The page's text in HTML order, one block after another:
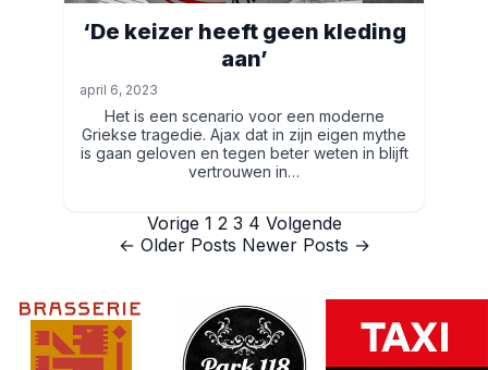
‘De keizer heeft geen kleding
aan’
april 6, 2023
Het is een scenario voor een moderne
Griekse tragedie. Ajax dat in zijn eigen mythe
is gaan geloven en tegen beter weten in blijft
vertrouwen in…
Berichten
paginering
Vorige 1 2 3 4 Volgende
← Older Posts Newer Posts →